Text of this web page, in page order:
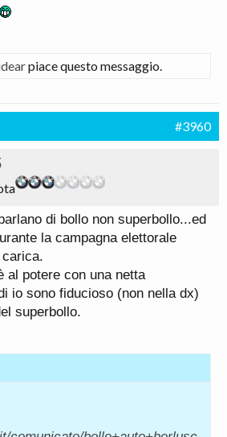
piace questo messaggio.
#3960
di bollo non superbollo...ed
la campagna elettorale
al potere con una netta
io sono fiducioso (non nella dx)
superbollo.